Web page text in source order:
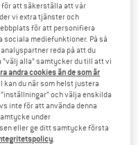
om fraktkostnader. Öppnas
för att säkerställa att vår
vi extra tjänster och
för att personifiera
mediefunktioner. På så
reda på att du
alla” samtycker du till att vi
andra cookies än de som är
kan du när som helst justera
och välja enskilda
inte för att använda denna
under
eller ge ditt samtycke första
.